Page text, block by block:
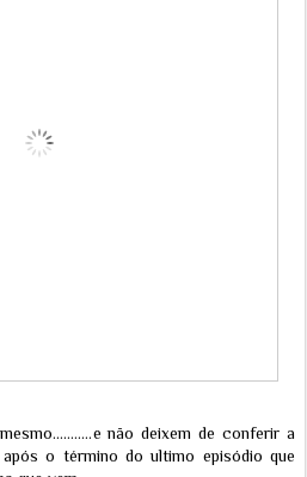
não deixem de conferir a
o término do ultimo episódio que